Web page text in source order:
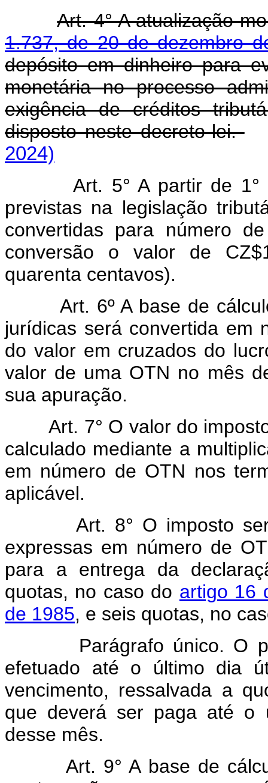
Art. 4° A atualização
1.737, de 20 de dezembro
depósito em dinheiro para
monetária no processo
exigência de créditos
disposto neste decreto-lei.
2024)
Art. 5° A partir de
previstas na legislação
convertidas para número
conversão o valor de
quarenta centavos).
Art. 6º A base de
jurídicas será convertida em
do valor em cruzados do
valor de uma OTN no mês
sua apuração.
Art. 7° O valor do
calculado mediante a
em número de OTN nos
aplicável.
Art. 8° O imposto
expressas em número de
para a entrega da
quotas, no caso do artigo 16
de 1985, e seis quotas, no
Parágrafo único. O
efetuado até o último dia
vencimento, ressalvada a
que deverá ser paga até o
desse mês.
Art. 9° A base de